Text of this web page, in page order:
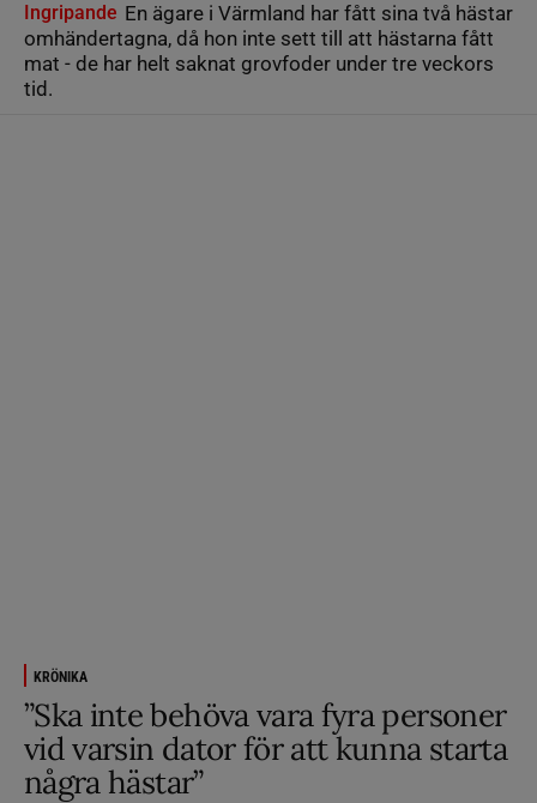
Ingripande En ägare i Värmland har fått sina två hästar
omhändertagna, då hon inte sett till att hästarna fått
mat - de har helt saknat grovfoder under tre veckors
tid.
KRÖNIKA
”Ska inte behöva vara fyra personer
vid varsin dator för att kunna starta
några hästar”